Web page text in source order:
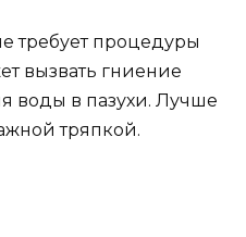
требует процедуры
вызвать гниение
воды в пазухи. Лучше
тряпкой.